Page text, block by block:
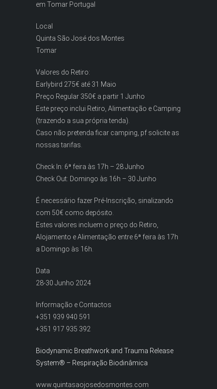
em Tomar Portugal
Local
Quinta São José dos Montes
Tomar
Valores do Retiro:
Earlybird 275€ até 31 Maio
Preço Regular 350€ a partir 1 Junho
Este preço inclui Retiro, Alimentação e Camping
(trazendo a sua própria tenda).
Caso não pretenda ficar camping, pf solicite as
nossas tarifas.
Check In: 6ª feira às 17h – 28 Junho
Check Out: Domingo às 16h – 30 Junho
É necessário fazer Pré-Inscrição, sinalizando
com 50€ como depósito.
Estes valores incluem o preço do Retiro,
Alojamento e Alimentação entre 6ª feira às 17h
a Domingo às 16h.
Data
28-30 Junho 2024
Informação e Contactos
+351 939 940 591
+351 917 935 392
Biodynamic Breathwork and Trauma Release
System® – Respiração Biodinâmica
www.quintasaojosedosmontes.com